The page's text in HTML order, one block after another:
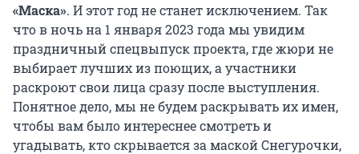
«Маска». И этот год не станет исключением. Так
что в ночь на 1 января 2023 года мы увидим
праздничный спецвыпуск проекта, где жюри не
выбирает лучших из поющих, а участники
раскроют свои лица сразу после выступления.
Понятное дело, мы не будем раскрывать их имен,
чтобы вам было интереснее смотреть и
угадывать, кто скрывается за маской Снегурочки,